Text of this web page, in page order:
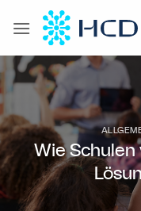
Inhalt
springen
Wie